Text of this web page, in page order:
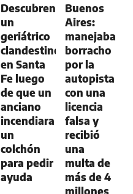
Descubren
un
geriátrico
clandestino
en Santa
Fe luego
de que un
anciano
incendiara
un
colchón
para pedir
ayuda
Buenos
Aires:
manejaba
borracho
por la
autopista
con una
licencia
falsa y
recibió
una
multa de
más de 4
millones